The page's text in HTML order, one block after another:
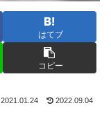
はてブ
コピー
2021.01.24 2022.09.04